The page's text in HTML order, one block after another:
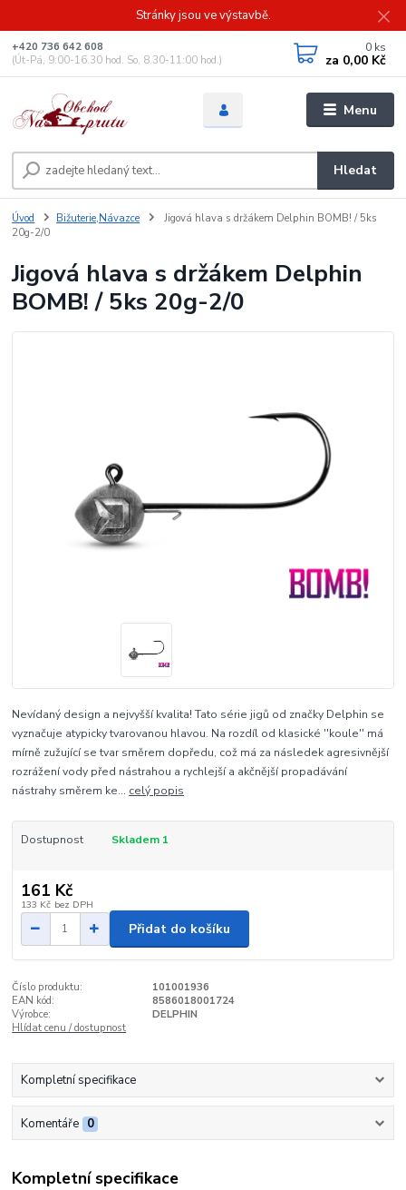
Stránky jsou ve výstavbě.
Menu
Hledat
+420 736 642 608
(Út-Pá, 9:00-16.30 hod. So, 8.30-11:00 hod.)
0 ks
za 0,00 Kč
Úvod Bižuterie,Návazce
Jigová hlava s držákem Delphin BOMB! / 5ks
20g-2/0
Jigová hlava s držákem Delphin
BOMB! / 5ks 20g-2/0
Nevídaný design a nejvyšší kvalita! Tato série jigů od značky Delphin se
vyznačuje atypicky tvarovanou hlavou. Na rozdíl od klasické ''koule'' má
mírně zužující se tvar směrem dopředu, což má za následek agresivnější
rozrážení vody před nástrahou a rychlejší a akčnější propadávání
nástrahy směrem ke... celý popis
Dostupnost Skladem 1
161 Kč
133 Kč bez DPH
Přidat do košíku
Číslo produktu:
101001936
EAN kód:
8586018001724
Výrobce:
DELPHIN
Hlídat cenu / dostupnost
Kompletní specifikace
Komentáře 0
Kompletní specifikace